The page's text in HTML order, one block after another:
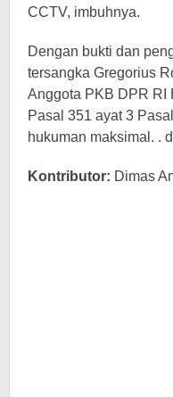
CCTV, imbuhnya.
Dengan bukti dan
tersangka Gregorius
Anggota PKB DPR RI
Pasal 351 ayat 3
hukuman maksimal. .
Kontributor: Dimas